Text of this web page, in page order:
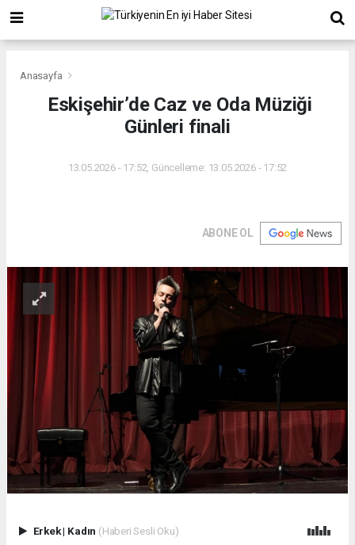
Anasayfa
Eskişehir’de Caz ve Oda Müziği
Günleri finali
13.05.2026 - 17:52, Güncelleme: 13.05.2026 - 17:52
ABONE OL
Erkek| Kadın (Haberi Sesli Oku)